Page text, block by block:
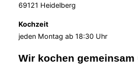
69121 Heidelberg
Kochzeit
jeden Montag ab 18:30 Uhr
Wir kochen gemeinsam